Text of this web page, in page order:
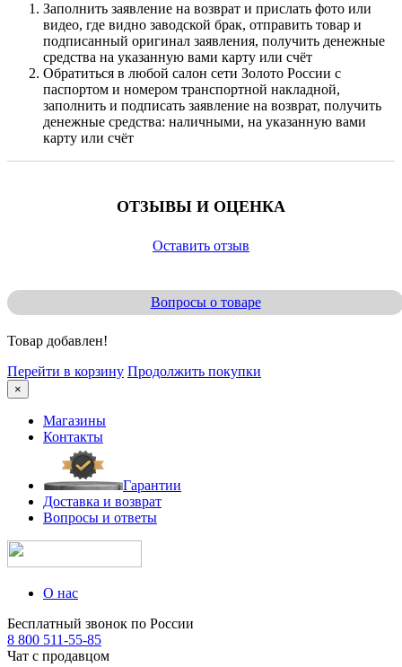
Заполнить заявление на возврат и прислать фото или
видео, где видно заводской брак, отправить товар и
подписанный оригинал заявления, получить денежные
средства на указанную вами карту или счёт
Обратиться в любой салон сети Золото России с
паспортом и номером транспортной накладной,
заполнить и подписать заявление на возврат, получить
денежные средства: наличными, на указанную вами
карту или счёт
ОТЗЫВЫ И ОЦЕНКА
Оставить отзыв
Вопросы о товаре
Товар добавлен!
Перейти в корзину Продолжить покупки
×
Магазины
Контакты
Гарантии
Доставка и возврат
Вопросы и ответы
О нас
Бесплатный звонок по России
8 800 511-55-85
Чат с продавцом